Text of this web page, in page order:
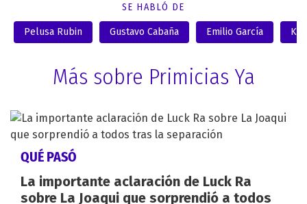
SE HABLÓ DE
Pelusa Rubin Gustavo Cabaña Emilio García
Más sobre Primicias Ya
QUÉ PASÓ
La importante aclaración de Luck Ra
sobre La Joaqui que sorprendió a todos